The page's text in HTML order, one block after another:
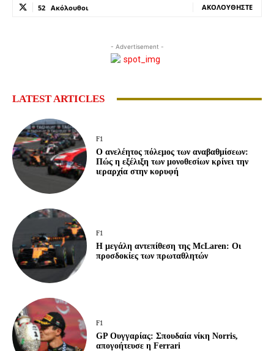
52 Ακόλουθοι ΑΚΟΛΟΥΘΉΣΤΕ
- Advertisement -
LATEST ARTICLES
F1
Ο ανελέητος πόλεμος των αναβαθμίσεων:
Πώς η εξέλιξη των μονοθεσίων κρίνει την
ιεραρχία στην κορυφή
F1
Η μεγάλη αντεπίθεση της McLaren: Οι
προσδοκίες των πρωταθλητών
F1
GP Ουγγαρίας: Σπουδαία νίκη Norris,
απογοήτευσε η Ferrari